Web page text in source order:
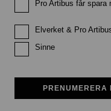
Pro Artibus får
Elverket & Pro
Sinne
PRENUMERERA